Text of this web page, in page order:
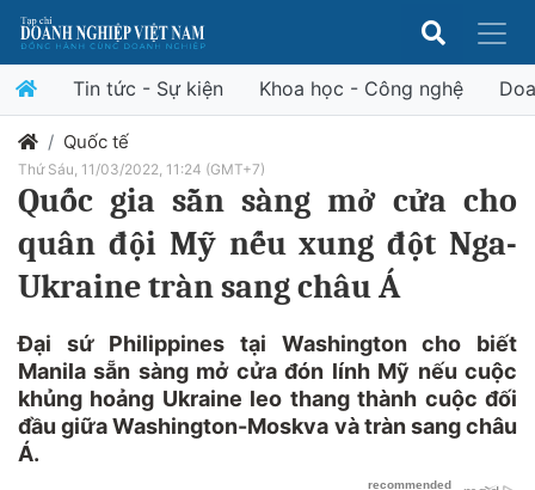
Tin tức - Sự kiện Khoa học - Công nghệ
Quốc tế
Thứ Sáu, 11/03/2022, 11:24 (GMT+7)
Quốc gia sẵn sàng mở cửa cho
quân đội Mỹ nếu xung đột Nga-
Ukraine tràn sang châu Á
Đại sứ Philippines tại Washington cho biết
Manila sẵn sàng mở cửa đón lính Mỹ nếu cuộc
khủng hoảng Ukraine leo thang thành cuộc đối
đầu giữa Washington-Moskva và tràn sang châu
Á.